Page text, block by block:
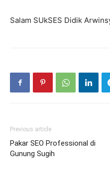
Salam SUkSES Didik
Previous article
Pakar SEO Professional di
Gunung Sugih